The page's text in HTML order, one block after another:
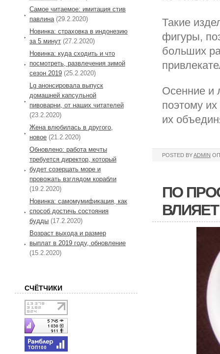
Такие
фигуры,
больших
Осенние и
поэтому
их
POSTED BYADMIN
ПО
Самое читаемое: имитация стив
павлина (29.2.2020)
Новинка: страховка в индонезию
за 5 минут (27.2.2020)
Новинка: куда сходить и что
посмотреть, развлечения зимой
сезон 2019 (25.2.2020)
Lg анонсировала выпуск
домашней капсульной
пивоварни, от наших читателей
(23.2.2020)
Жена влюбилась в другого,
новое (21.2.2020)
Обновлено: работа мечты
требуется директор, который
будет созерцать море и
провожать взглядом корабли
(19.2.2020)
Новинка: самомумификация, как
способ достичь состояния
будды (17.2.2020)
Возраст выхода и размер
выплат в 2019 году, обновление
(15.2.2020)
СЧЁТЧИКИ